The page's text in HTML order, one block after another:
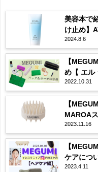
美容本で
け止め】
の使用感
2024.8.6
【
め【 エル
2022.10.31
【
MAROA
感・購入
2023.11.16
【
ケアにつ
まとめ
2023.4.11